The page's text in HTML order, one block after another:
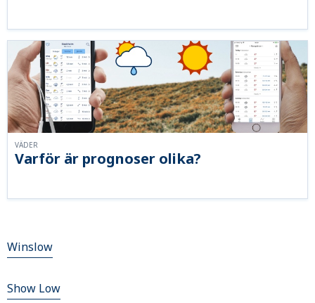
Varför är prognoser olika?
VÄDER
Winslow
Show Low